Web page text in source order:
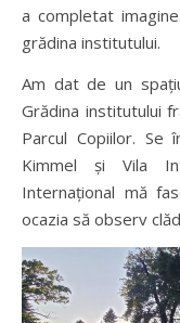
a completat
grădina institutului.
Am dat de un
Grădina institutului
Parcul Copiilor. Se
Kimmel și Vila
Internațional mă
ocazia să observ